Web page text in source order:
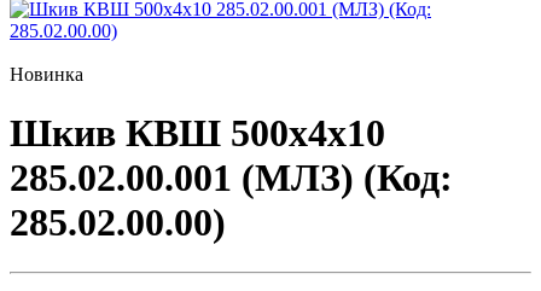
Новинка
Шкив КВШ 500х4х10
285.02.00.001 (МЛЗ) (Код:
285.02.00.00)